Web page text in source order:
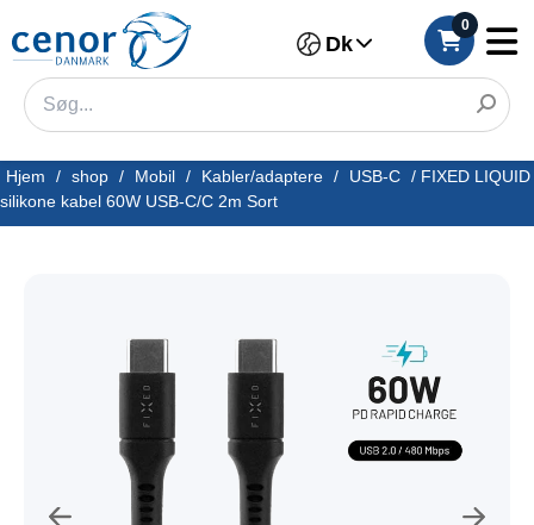
Dk
0
Hjem / shop / Mobil / Kabler/adaptere / USB-C / FIXED LIQUID
silikone kabel 60W USB-C/C 2m Sort